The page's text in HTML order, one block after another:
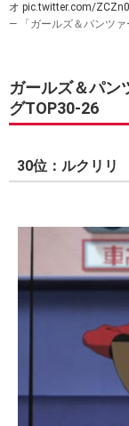
オ pic.twitter.com/
— 「ガールズ＆パンツ
ガールズ＆パン
グTOP30-26
30位：ルクリリ